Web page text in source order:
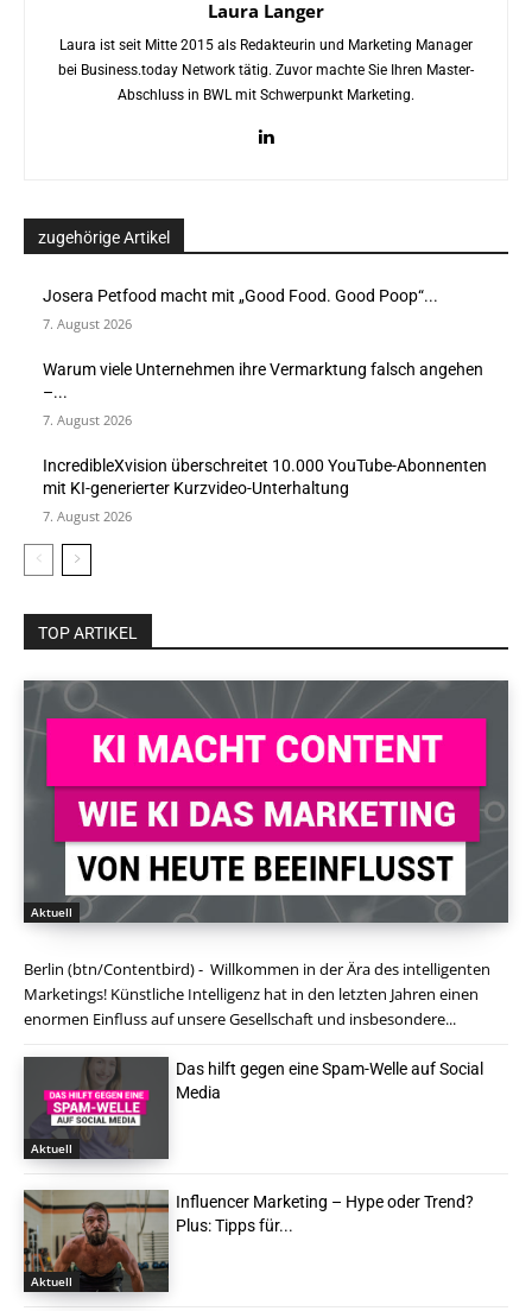
Laura Langer
Laura ist seit Mitte 2015 als Redakteurin und Marketing Manager
bei Business.today Network tätig. Zuvor machte Sie Ihren Master-
Abschluss in BWL mit Schwerpunkt Marketing.
zugehörige Artikel
Josera Petfood macht mit „Good Food. Good Poop“...
7. August 2026
Warum viele Unternehmen ihre Vermarktung falsch angehen
–...
7. August 2026
IncredibleXvision überschreitet 10.000 YouTube-Abonnenten
mit KI-generierter Kurzvideo-Unterhaltung
7. August 2026
TOP ARTIKEL
Aktuell
Berlin (btn/Contentbird) - Willkommen in der Ära des intelligenten
Marketings! Künstliche Intelligenz hat in den letzten Jahren einen
enormen Einfluss auf unsere Gesellschaft und insbesondere...
Aktuell
Das hilft gegen eine Spam-Welle auf Social
Media
Aktuell
Influencer Marketing – Hype oder Trend?
Plus: Tipps für...